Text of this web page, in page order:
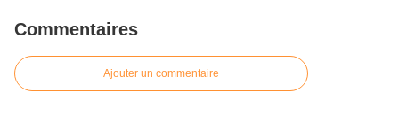
Commentaires
Ajouter un commentaire